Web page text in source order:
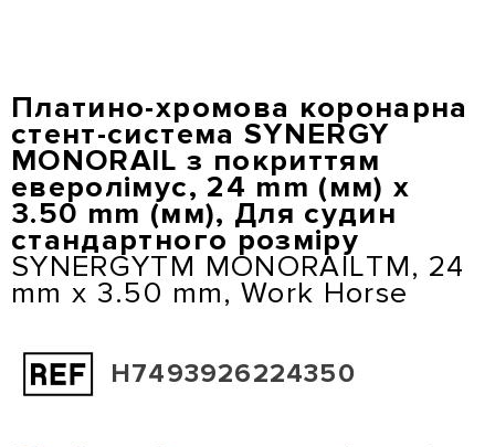
вмісту
Платино-хромова коронарна
стент-система SYNERGY
MONORAIL з покриттям
еверолімус, 24 mm (мм) x
3.50 mm (мм), Для судин
стандартного розміру
SYNERGYТМ MONORAILТМ, 24
mm x 3.50 mm, Work Horse
H7493926224350